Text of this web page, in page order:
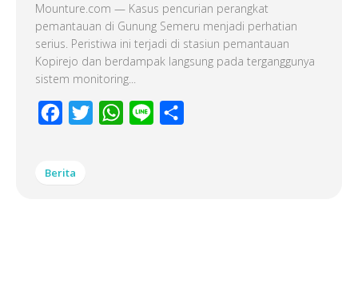
Mounture.com — Kasus pencurian perangkat
pemantauan di Gunung Semeru menjadi perhatian
serius. Peristiwa ini terjadi di stasiun pemantauan
Kopirejo dan berdampak langsung pada terganggunya
sistem monitoring...
Facebook
Twitter WhatsApp
Line
Berita